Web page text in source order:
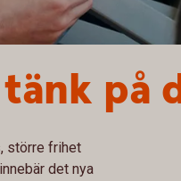
på
större frihet
det nya